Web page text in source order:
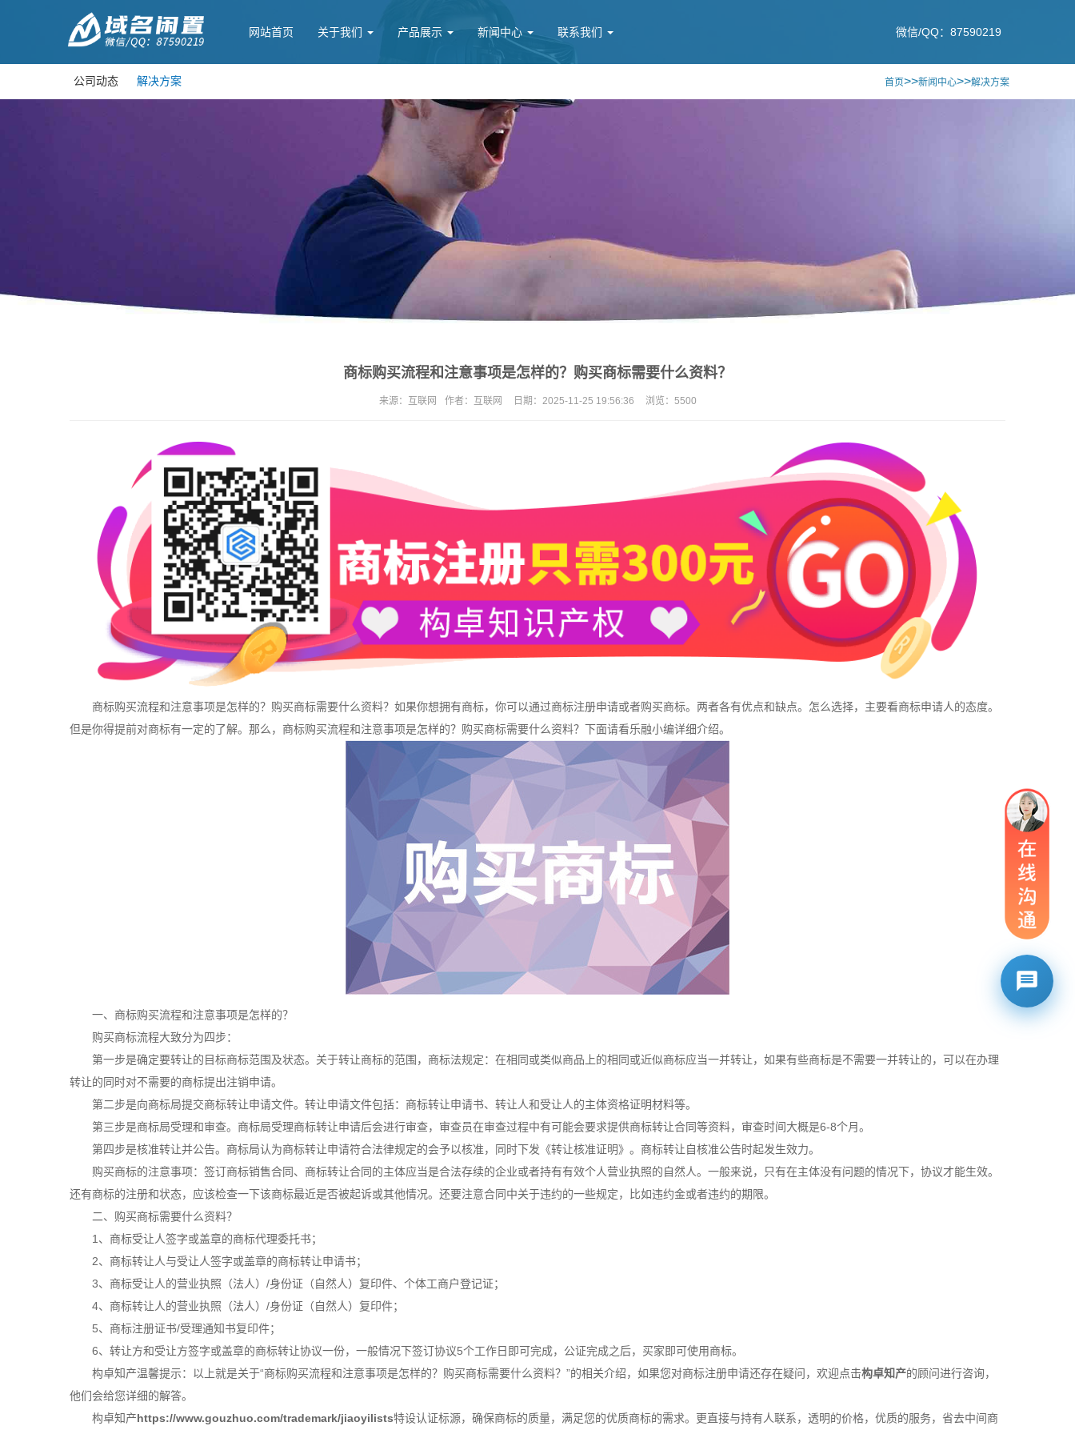
微信/QQ：87590219
网站首页 关于我们 产品展示 新闻中心 联系我们
公司动态 解决方案 首页>>新闻中心>>解决方案
商标购买流程和注意事项是怎样的？购买商标需要什么资料？
来源： 互联网 作者： 互联网 日期： 2025-11-25 19:56:36 浏览： 5500
商标购买流程和注意事项是怎样的？购买商标需要什么资料？如果你想拥有商标，你可以通过商标注册申请或者购买商标。两者各有优点和缺点。怎么选择，主要看商标申请人的态度。
但是你得提前对商标有一定的了解。那么，商标购买流程和注意事项是怎样的？购买商标需要什么资料？下面请看乐融小编详细介绍。
一、商标购买流程和注意事项是怎样的？
购买商标流程大致分为四步：
第一步是确定要转让的目标商标范围及状态。关于转让商标的范围，商标法规定：在相同或类似商品上的相同或近似商标应当一并转让，如果有些商标是不需要一并转让的，可以在办理
转让的同时对不需要的商标提出注销申请。
第二步是向商标局提交商标转让申请文件。转让申请文件包括：商标转让申请书、转让人和受让人的主体资格证明材料等。
第三步是商标局受理和审查。商标局受理商标转让申请后会进行审查，审查员在审查过程中有可能会要求提供商标转让合同等资料，审查时间大概是6-8个月。
第四步是核准转让并公告。商标局认为商标转让申请符合法律规定的会予以核准，同时下发《转让核准证明》。商标转让自核准公告时起发生效力。
购买商标的注意事项：签订商标销售合同、商标转让合同的主体应当是合法存续的企业或者持有有效个人营业执照的自然人。一般来说，只有在主体没有问题的情况下，协议才能生效。
还有商标的注册和状态，应该检查一下该商标最近是否被起诉或其他情况。还要注意合同中关于违约的一些规定，比如违约金或者违约的期限。
二、购买商标需要什么资料？
1、商标受让人签字或盖章的商标代理委托书；
2、商标转让人与受让人签字或盖章的商标转让申请书；
3、商标受让人的营业执照（法人）/身份证（自然人）复印件、个体工商户登记证；
4、商标转让人的营业执照（法人）/身份证（自然人）复印件；
5、 商标注册证书/受理通知书复印件；
6、转让方和受让方签字或盖章的商标转让协议一份，一般情况下签订协议5个工作日即可完成，公证完成之后，买家即可使用商标。
构卓知产温馨提示：以上就是关于“商标购买流程和注意事项是怎样的？购买商标需要什么资料？”的相关介绍，如果您对商标注册申请还存在疑问，欢迎点击构卓知产的顾问进行咨询，
他们会给您详细的解答。
构卓知产https://www.gouzhuo.com/trademark/jiaoyilists特设认证标源，确保商标的质量，满足您的优质商标的需求。更直接与持有人联系，透明的价格，优质的服务，省去中间商